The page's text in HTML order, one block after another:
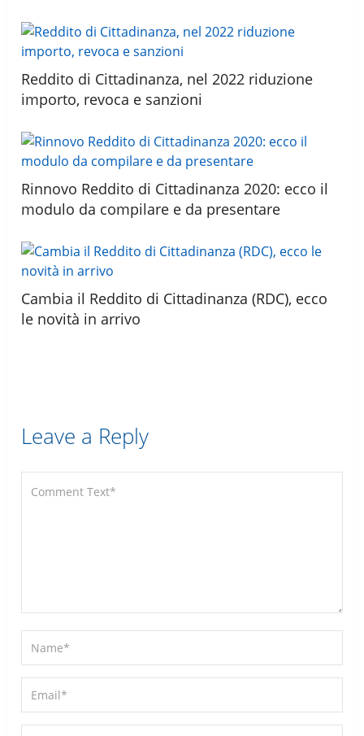
Reddito di Cittadinanza, nel 2022 riduzione
importo, revoca e sanzioni
Rinnovo Reddito di Cittadinanza 2020: ecco il
modulo da compilare e da presentare
Cambia il Reddito di Cittadinanza (RDC), ecco
le novità in arrivo
Leave a Reply